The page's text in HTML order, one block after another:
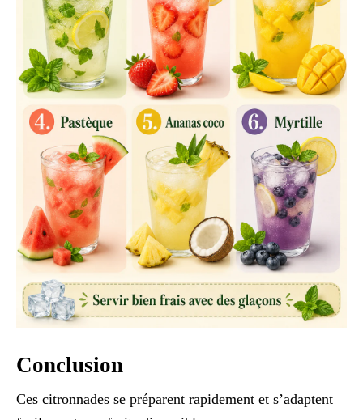
Conclusion
Ces citronnades se préparent rapidement et s’adaptent